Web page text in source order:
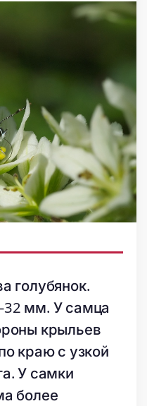
голубянок.
мм. У самца
крыльев
краю с узкой
У самки
более